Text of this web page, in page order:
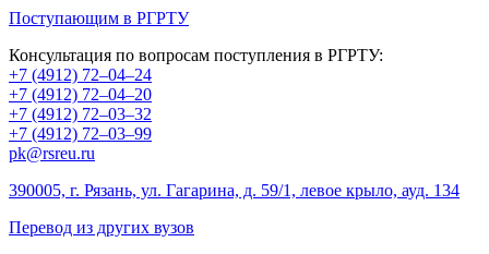
Поступающим в РГРТУ
Консультация по вопросам поступления в РГРТУ:
+7 (4912) 72–04–24
+7 (4912) 72–04–20
+7 (4912) 72–03–32
+7 (4912) 72–03–99
pk@rsreu.ru
390005, г. Рязань, ул. Гагарина, д. 59/1, левое крыло, ауд. 134
Перевод из других вузов